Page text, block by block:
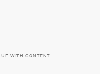
WITH CONTENT